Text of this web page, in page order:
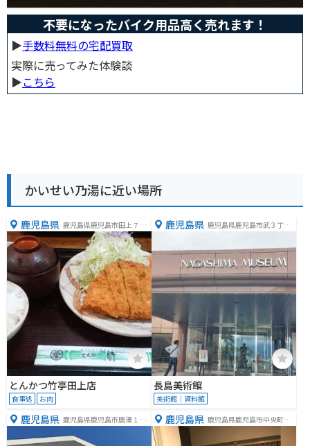
不要になったバイク用品高く売れます！
▶︎手数料無料の宅配買取
実際に売ってみた体験談
▶︎こちら
かいせい乃湯に近い場所
鹿児島県 鹿児島県鹿児島市田上７丁
目２−１４
とんかつ竹亭田上店
食事処 お肉
鹿児島県 鹿児島県鹿児島市武３丁目
長島美術館
美術館｜資料館
鹿児島県 鹿児島県鹿児島市唐湊１丁
鹿児島県 鹿児島県鹿児島市中央町４